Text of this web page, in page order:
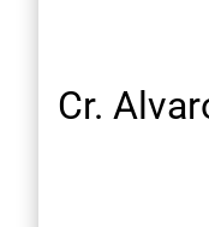
Cr.